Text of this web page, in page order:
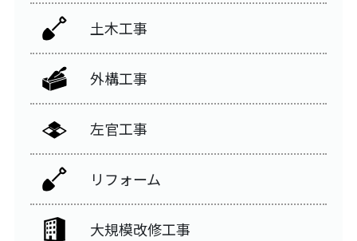
土木工事
外構工事
左官工事
リフォーム
大規模改修工事